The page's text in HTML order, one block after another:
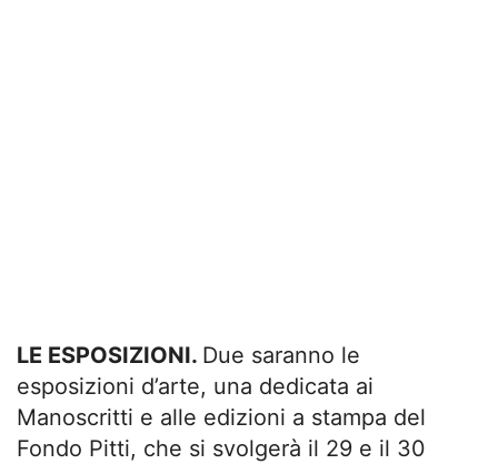
LE ESPOSIZIONI. Due saranno le
esposizioni d’arte, una dedicata ai
Manoscritti e alle edizioni a stampa del
Fondo Pitti, che si svolgerà il 29 e il 30